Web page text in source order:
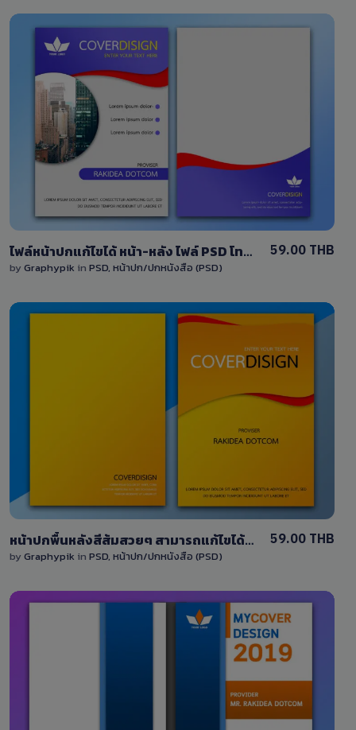
View Details
ไฟล์หน้าปกแก้ไขได้ หน้า-หลัง ไฟล์ PSD โทนสีม่วง ออกแบบสไตล์เรียบง่าย พร้อมภาพพื้นหลัง
by Graphypik in PSD, หน้าปก/ปกหนังสือ (PSD)
59.00 THB
หน้าปกพื้นหลังสีส้มสวยๆ สามารถแก้ไขได้ง่ายๆ ด้วยไฟล์ PSD พร้อมหน้าปกด้านหน้า-ด้านหลัง
by Graphypik in PSD, หน้าปก/ปกหนังสือ (PSD)
59.00 THB